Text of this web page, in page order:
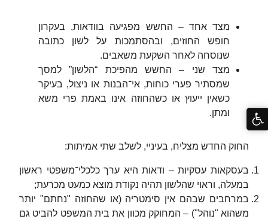
מצד אחד – החשש מפגיעה בוודאות, בעקרון
חופש החוזים, ובהסתמכות על לשון כתובה
שנוסחה לאחר השקעת משאבים.
מצד שני – החשש מהפיכת “הלשון” למסך
שמסתיר פערי כוחות, אי־הבנות או ניצול, בעיקר
כשאין ייעוץ או כשהחוזה אינו באמת פרי משא
ומתן.
החוק החדש מצליח, בעיניי, לשלב שתי אמיתות:
בעסקאות עסקיות – ודאות היא ערך כלכלי־משפטי ראשון
במעלה, וראוי שהלשון תהיה נקודת מוצא כמעט מכרעת;
במרחבים שבהם אין סימטריה (או שהחוזה "נחתם" יותר
משהוא "נוהל") – המחוקק מכוון את בית המשפט להביט גם